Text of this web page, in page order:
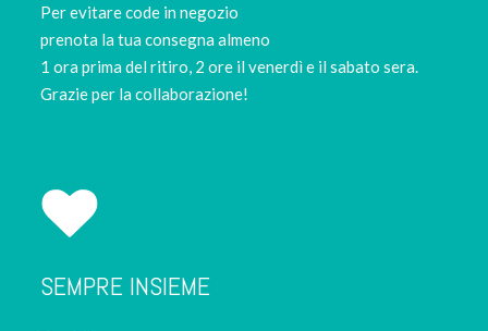
Per evitare code in negozio
prenota la tua consegna almeno
1 ora prima del ritiro, 2 ore il venerdì e il sabato sera.
Grazie per la collaborazione!
SEMPRE INSIEME